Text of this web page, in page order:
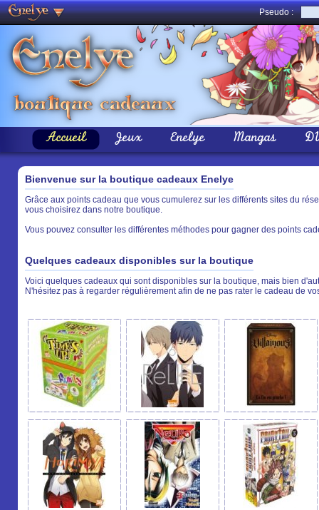
Pseudo :
Accueil Jeux Enelye Mangas
Bienvenue sur la boutique cadeaux Enelye
Grâce aux points cadeau que vous cumulerez sur les différents sites du
vous choisirez dans notre boutique.
Vous pouvez consulter les différentes méthodes pour gagner des points
Quelques cadeaux disponibles sur la boutique
Voici quelques cadeaux qui sont disponibles sur la boutique, mais bien
N'hésitez pas à regarder régulièrement afin de ne pas rater le cadeau de